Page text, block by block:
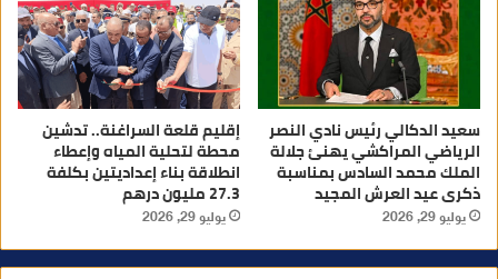
سعيد الدكالي رئيس نادي النصر
الرياضي المراكشي يهنئ جلالة
الملك محمد السادس بمناسبة
ذكرى عيد العرش المجيد
يوليو 29, 2026
إقليم قلعة السراغنة.. تدشين
محطة لتحلية المياه وإعطاء
انطلاقة بناء إعداديتين بكلفة
27.3 مليون درهم
يوليو 29, 2026